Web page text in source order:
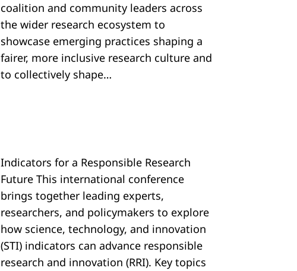
coalition and community leaders across
the wider research ecosystem to
showcase emerging practices shaping a
fairer, more inclusive research culture and
to collectively shape…
Indicators for a Responsible Research
Future This international conference
brings together leading experts,
researchers, and policymakers to explore
how science, technology, and innovation
(STI) indicators can advance responsible
research and innovation (RRI). Key topics